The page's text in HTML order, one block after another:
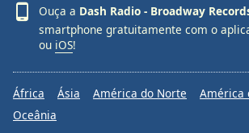
Font
Family
Reset
Done
Close
Modal
Ouça a Dash Radio - Broadway
smartphone gratuitamente com o
ou iOS!
África Ásia América do Norte América
Oceânia